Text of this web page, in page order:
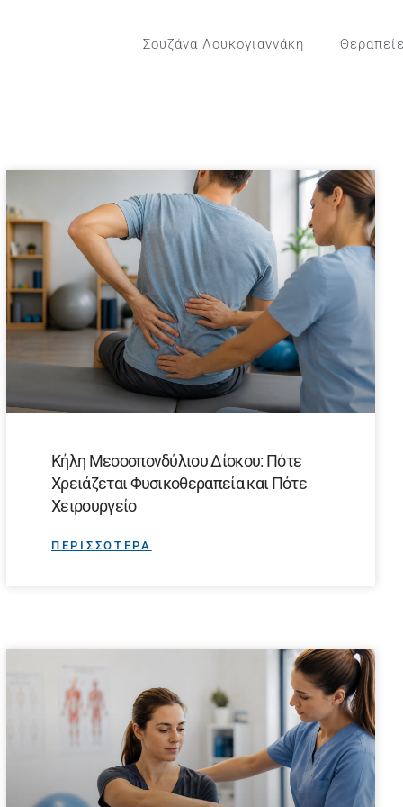
Σουζάνα Λουκογιαννάκη
Κήλη Μεσοσπονδύλιου Δίσκου: Πότε
Χρειάζεται Φυσικοθεραπεία και Πότε
Χειρουργείο
ΠΕΡΙΣΣΟΤΕΡΑ